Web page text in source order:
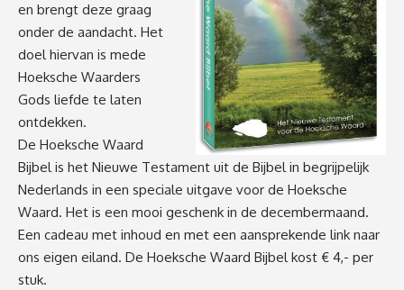
en brengt deze graag
onder de aandacht. Het
doel hiervan is mede
Hoeksche Waarders
Gods liefde te laten
ontdekken.
De Hoeksche Waard
Bijbel is het Nieuwe Testament uit de Bijbel in begrijpelijk
Nederlands in een speciale uitgave voor de Hoeksche
Waard. Het is een mooi geschenk in de decembermaand.
Een cadeau met inhoud en met een aansprekende link naar
ons eigen eiland. De Hoeksche Waard Bijbel kost € 4,- per
stuk.